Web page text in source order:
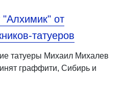
"Алхимик" от
татуеров
татуеры Михаил Михалев
граффити, Сибирь и